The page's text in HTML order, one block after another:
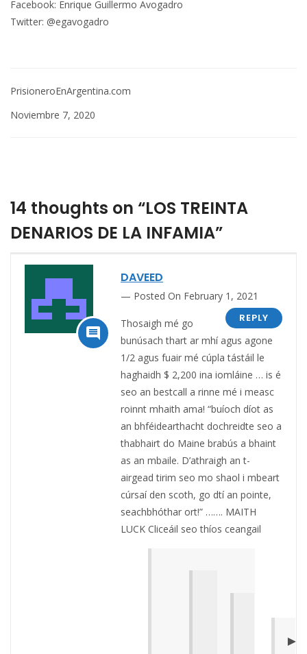
Facebook: Enrique Guillermo Avogadro
Twitter: @egavogadro
PrisioneroEnArgentina.com
Noviembre 7, 2020
14 thoughts on “LOS TREINTA
DENARIOS DE LA INFAMIA”

DAVEED
Posted On February 1, 2021
REPLY
Thosaigh mé go
bunúsach thart ar mhí agus agone
1/2 agus fuair mé cúpla tástáil le
haghaidh $ 2,200 ina iomláine … is é
seo an bestcall a rinne mé i measc
roinnt mhaith ama! “buíoch díot as
an bhféidearthacht dochreidte seo a
thabhairt do Maine brabús a bhaint
as an mbaile. D’athraigh an t-
airgead tirim seo mo shaol i mbeart
cúrsaí den scoth, go dtí an pointe,
seachbhóthar ort!” ……. MAITH
LUCK Cliceáil seo thíos ceangail
►